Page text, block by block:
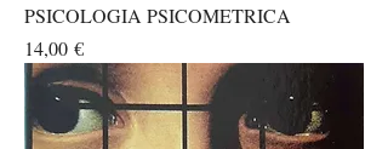
PSICOLOGIA PSICOMETRICA
Prezzo
14,00 €